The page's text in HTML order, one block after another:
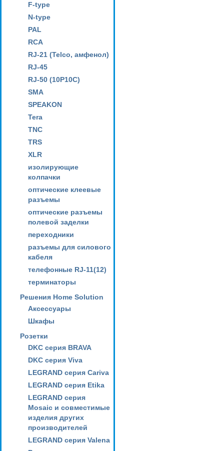
F-type
N-type
PAL
RCA
RJ-21 (Telco, амфенол)
RJ-45
RJ-50 (10P10C)
SMA
SPEAKON
Tera
TNC
TRS
XLR
изолирующие
колпачки
оптические клеевые
разъемы
оптические разъемы
полевой заделки
переходники
разъемы для силового
кабеля
телефонные RJ-11(12)
терминаторы
Решения Home Solution
Аксессуары
Шкафы
Розетки
DKC серия BRAVA
DKC серия Viva
LEGRAND серия Cariva
LEGRAND серия Etika
LEGRAND серия
Mosaic и совместимые
изделия других
производителей
LEGRAND серия Valena